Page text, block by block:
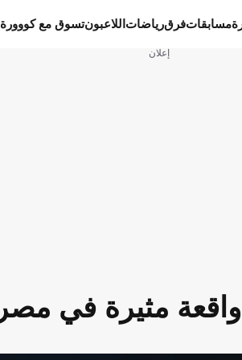
مسابقاتفرقرياضات اللاعبونتسوق مع كووورة
إعلان
مثيرة في مصر